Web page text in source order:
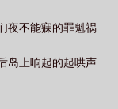
夜不能寐的罪魁祸
岛上响起的起哄声